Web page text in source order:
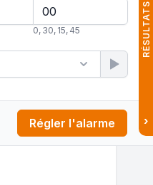
0, 30, 15, 45
Régler l'alarme
RÉSULTATS
›